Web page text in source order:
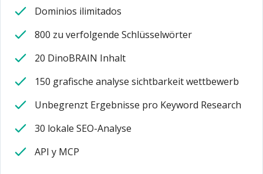
Dominios ilimitados
800 zu verfolgende Schlüsselwörter
20 DinoBRAIN Inhalt
150 grafische analyse sichtbarkeit wettbewerb
Unbegrenzt Ergebnisse pro Keyword Research
30 lokale SEO-Analyse
API y MCP